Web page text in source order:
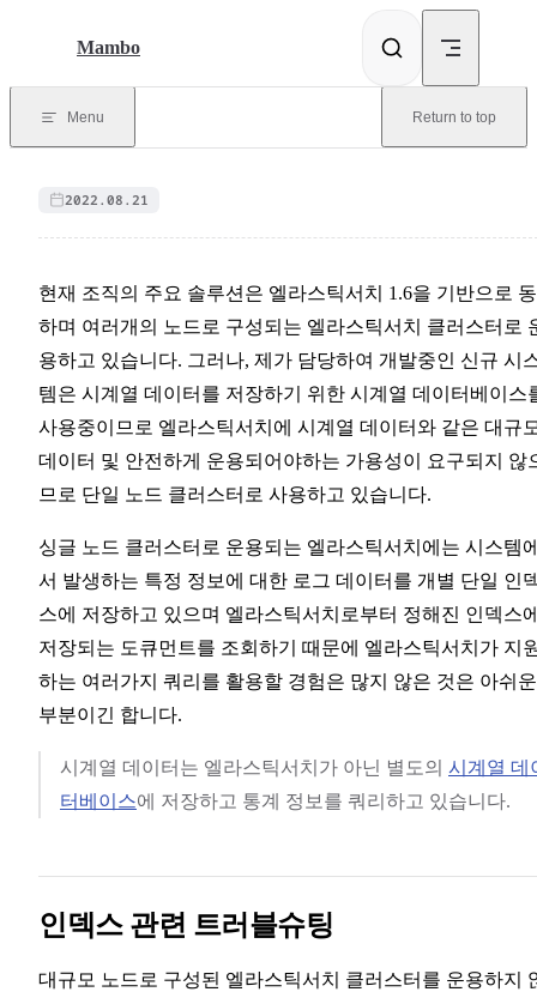
Mambo
Menu Return to top
2022.08.21
현재 조직의 주요 솔루션은 엘라스틱서치 1.6을 기반으로
하며 여러개의 노드로 구성되는 엘라스틱서치 클러스터로
용하고 있습니다. 그러나, 제가 담당하여 개발중인 신규 시
템은 시계열 데이터를 저장하기 위한 시계열 데이터베이스
사용중이므로 엘라스틱서치에 시계열 데이터와 같은 대규
데이터 및 안전하게 운용되어야하는 가용성이 요구되지 않
므로 단일 노드 클러스터로 사용하고 있습니다.
싱글 노드 클러스터로 운용되는 엘라스틱서치에는 시스템
서 발생하는 특정 정보에 대한 로그 데이터를 개별 단일 인
스에 저장하고 있으며 엘라스틱서치로부터 정해진 인덱스
저장되는 도큐먼트를 조회하기 때문에 엘라스틱서치가 지
하는 여러가지 쿼리를 활용할 경험은 많지 않은 것은 아쉬운
부분이긴 합니다.
시계열 데이터는 엘라스틱서치가 아닌 별도의 시계열 데
터베이스에 저장하고 통계 정보를 쿼리하고 있습니다.
인덱스 관련 트러블슈팅
대규모 노드로 구성된 엘라스틱서치 클러스터를 운용하지